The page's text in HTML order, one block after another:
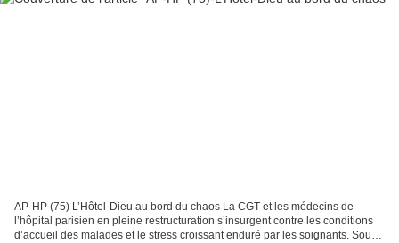
AP-HP (75) L’Hôtel-Dieu au bord du chaos La CGT et les médecins de
l’hôpital parisien en pleine restructuration s’insurgent contre les conditions
d’accueil des malades et le stress croissant enduré par les soignants. Sous